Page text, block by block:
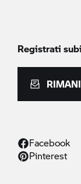
Registrati
Facebook
Pinterest